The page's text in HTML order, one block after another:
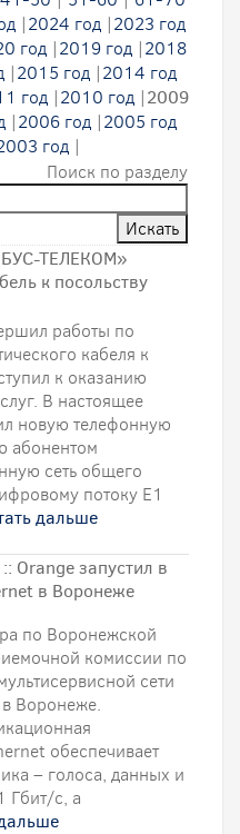
|2024 год|2023 год
год |2019 год |2018
|2015 год |2014 год
год|2010 год|2009
|2006 год |2005 год
год |
Поиск по разделу
ТЕЛЕКОМ»
к посольству
работы по
кабеля к
к оказанию
В настоящее
новую телефонную
абонентом
сеть общего
потоку E1
дальше
:: Orange запустил в
в Воронеже
по Воронежской
комиссии по
сети
Воронеже.
обеспечивает
– голоса, данных и
Гбит/с, а